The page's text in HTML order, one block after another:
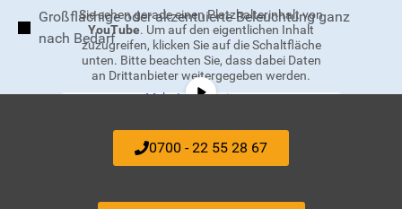
Großflächige oder akzentuierte Beleuchtung ganz
nach Bedarf
Sie sehen gerade einen Platzhalterinhalt von
YouTube. Um auf den eigentlichen Inhalt
zuzugreifen, klicken Sie auf die Schaltfläche
unten. Bitte beachten Sie, dass dabei Daten
an Drittanbieter weitergegeben werden.
Mehr Informationen
Erforderlichen Service akzeptieren
0700 - 22 55 28 67